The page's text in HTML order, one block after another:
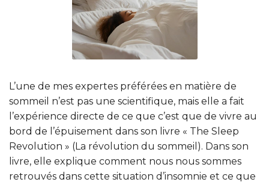
L’une de mes expertes préférées en matière de
sommeil n’est pas une scientifique, mais elle a fait
l’expérience directe de ce que c’est que de vivre au
bord de l’épuisement dans son livre « The Sleep
Revolution » (La révolution du sommeil). Dans son
livre, elle explique comment nous nous sommes
retrouvés dans cette situation d’insomnie et ce que